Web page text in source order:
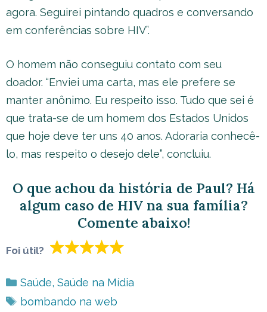
agora. Seguirei pintando quadros e conversando
em conferências sobre HIV”.
O homem não conseguiu contato com seu
doador. “Enviei uma carta, mas ele prefere se
manter anônimo. Eu respeito isso. Tudo que sei é
que trata-se de um homem dos Estados Unidos
que hoje deve ter uns 40 anos. Adoraria conhecê-
lo, mas respeito o desejo dele”, concluiu.
O que achou da história de Paul? Há
algum caso de HIV na sua família?
Comente abaixo!
Foi útil?
Categorias
Saúde, Saúde na Mídia
Tags
bombando na web